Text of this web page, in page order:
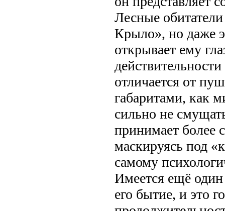
Лесные
Крыло», но даже
открывает ему
отличается от
габаритами, как
сильно не
принимает более
маскируясь под
самому
Имеется ещё
его бытие, и это